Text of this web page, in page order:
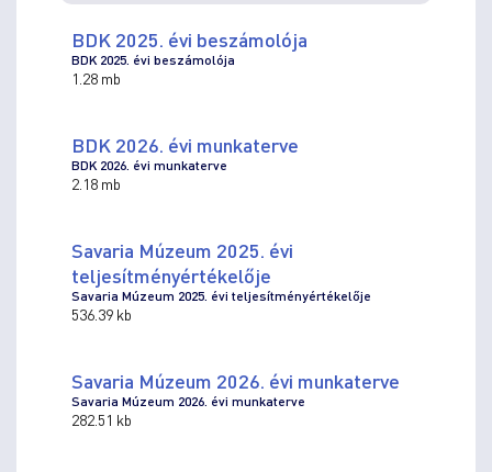
BDK 2025. évi beszámolója
BDK 2025. évi beszámolója
1.28 mb
BDK 2026. évi munkaterve
BDK 2026. évi munkaterve
2.18 mb
Savaria Múzeum 2025. évi
teljesítményértékelője
Savaria Múzeum 2025. évi teljesítményértékelője
536.39 kb
Savaria Múzeum 2026. évi munkaterve
Savaria Múzeum 2026. évi munkaterve
282.51 kb